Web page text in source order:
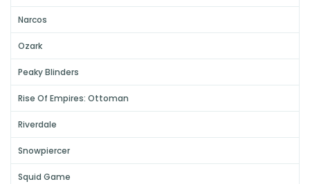
Narcos
Ozark
Peaky Blinders
Rise Of Empires: Ottoman
Riverdale
Snowpiercer
Squid Game